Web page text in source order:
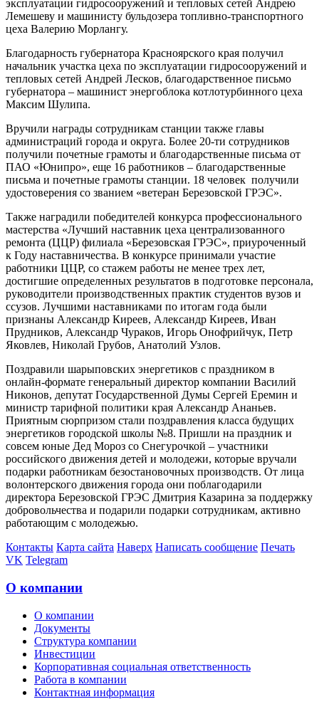
эксплуатации гидросооружений и тепловых сетей Андрею
Лемешеву и машинисту бульдозера топливно-транспортного
цеха Валерию Морлангу.
Благодарность губернатора Красноярского края получил
начальник участка цеха по эксплуатации гидросооружений и
тепловых сетей Андрей Лесков, благодарственное письмо
губернатора – машинист энергоблока котлотурбинного цеха
Максим Шулипа.
Вручили награды сотрудникам станции также главы
администраций города и округа. Более 20-ти сотрудников
получили почетные грамоты и благодарственные письма от
ПАО «Юнипро», еще 16 работников – благодарственные
письма и почетные грамоты станции. 18 человек получили
удостоверения со званием «ветеран Березовской ГРЭС».
Также наградили победителей конкурса профессионального
мастерства «Лучший наставник цеха централизованного
ремонта (ЦЦР) филиала «Березовская ГРЭС», приуроченный
к Году наставничества. В конкурсе принимали участие
работники ЦЦР, со стажем работы не менее трех лет,
достигшие определенных результатов в подготовке персонала,
руководители производственных практик студентов вузов и
ссузов. Лучшими наставниками по итогам года были
признаны Александр Киреев, Александр Киреев, Иван
Прудников, Александр Чураков, Игорь Онофрийчук, Петр
Яковлев, Николай Грубов, Анатолий Узлов.
Поздравили шарыповских энергетиков с праздником в
онлайн-формате генеральный директор компании Василий
Никонов, депутат Государственной Думы Сергей Еремин и
министр тарифной политики края Александр Ананьев.
Приятным сюрпризом стали поздравления класса будущих
энергетиков городской школы №8. Пришли на праздник и
совсем юные Дед Мороз со Снегурочкой – участники
российского движения детей и молодежи, которые вручали
подарки работникам безостановочных производств. От лица
волонтерского движения города они поблагодарили
директора Березовской ГРЭС Дмитрия Казарина за поддержку
добровольчества и подарили подарки сотрудникам, активно
работающим с молодежью.
Контакты Карта сайта Наверх Написать сообщение Печать
VK Telegram
О компании
О компании
Документы
Структура компании
Инвестиции
Корпоративная социальная ответственность
Работа в компании
Контактная информация